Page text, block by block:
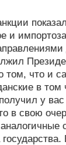
и
том, что и
в
у вас
в свою